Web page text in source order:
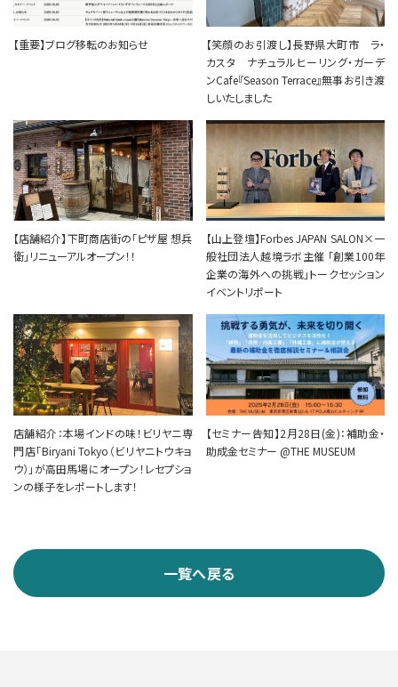
【重要】ブログ移転のお知らせ
【笑顔のお引渡し】長野県大町市 ラ・
カスタ ナチュラルヒーリング・ガーデ
ンCafe『Season Terrace』無事お引き渡
しいたしました
【店舗紹介】下町商店街の「ピザ屋 想兵
衛」リニューアルオープン！！
【山上登壇】Forbes JAPAN SALON×一
般社団法人越境ラボ主催 「創業100年
企業の海外への挑戦」トークセッション
イベントリポート
店舗紹介：本場インドの味！ビリヤニ専
門店「Biryani Tokyo（ビリヤニトウキョ
ウ）」が高田馬場にオープン！レセプショ
ンの様子をレポートします！
【セミナー告知】2月28日(金)：補助金・
助成金セミナー @THE MUSEUM
一覧へ戻る